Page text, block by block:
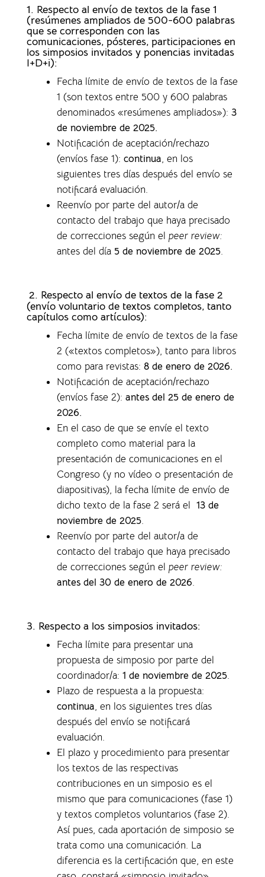
1. Respecto al envío de textos de la fase 1
(resúmenes ampliados de 500-600 palabras
que se corresponden con las
comunicaciones, pósteres, participaciones en
los simposios invitados y ponencias invitadas
I+D+i):
Fecha límite de envío de textos de la fase
1 (son textos entre 500 y 600 palabras
denominados «resúmenes ampliados»): 3
de noviembre de 2025.
Notificación de aceptación/rechazo
(envíos fase 1): continua, en los
siguientes tres días después del envío se
notificará evaluación.
Reenvío por parte del autor/a de
contacto del trabajo que haya precisado
de correcciones según el peer review:
antes del día 5 de noviembre de 2025.
2. Respecto al envío de textos de la fase 2
(envío voluntario de textos completos, tanto
capítulos como artículos):
Fecha límite de envío de textos de la fase
2 («textos completos»), tanto para libros
como para revistas: 8 de enero de 2026.
Notificación de aceptación/rechazo
(envíos fase 2): antes del 25 de enero de
2026.
En el caso de que se envíe el texto
completo como material para la
presentación de comunicaciones en el
Congreso (y no vídeo o presentación de
diapositivas), la fecha límite de envío de
dicho texto de la fase 2 será el 13 de
noviembre de 2025.
Reenvío por parte del autor/a de
contacto del trabajo que haya precisado
de correcciones según el peer review:
antes del 30 de enero de 2026.
3. Respecto a los simposios invitados:
Fecha límite para presentar una
propuesta de simposio por parte del
coordinador/a: 1 de noviembre de 2025.
Plazo de respuesta a la propuesta:
continua, en los siguientes tres días
después del envío se notificará
evaluación.
El plazo y procedimiento para presentar
los textos de las respectivas
contribuciones en un simposio es el
mismo que para comunicaciones (fase 1)
y textos completos voluntarios (fase 2).
Así pues, cada aportación de simposio se
trata como una comunicación. La
diferencia es la certificación que, en este